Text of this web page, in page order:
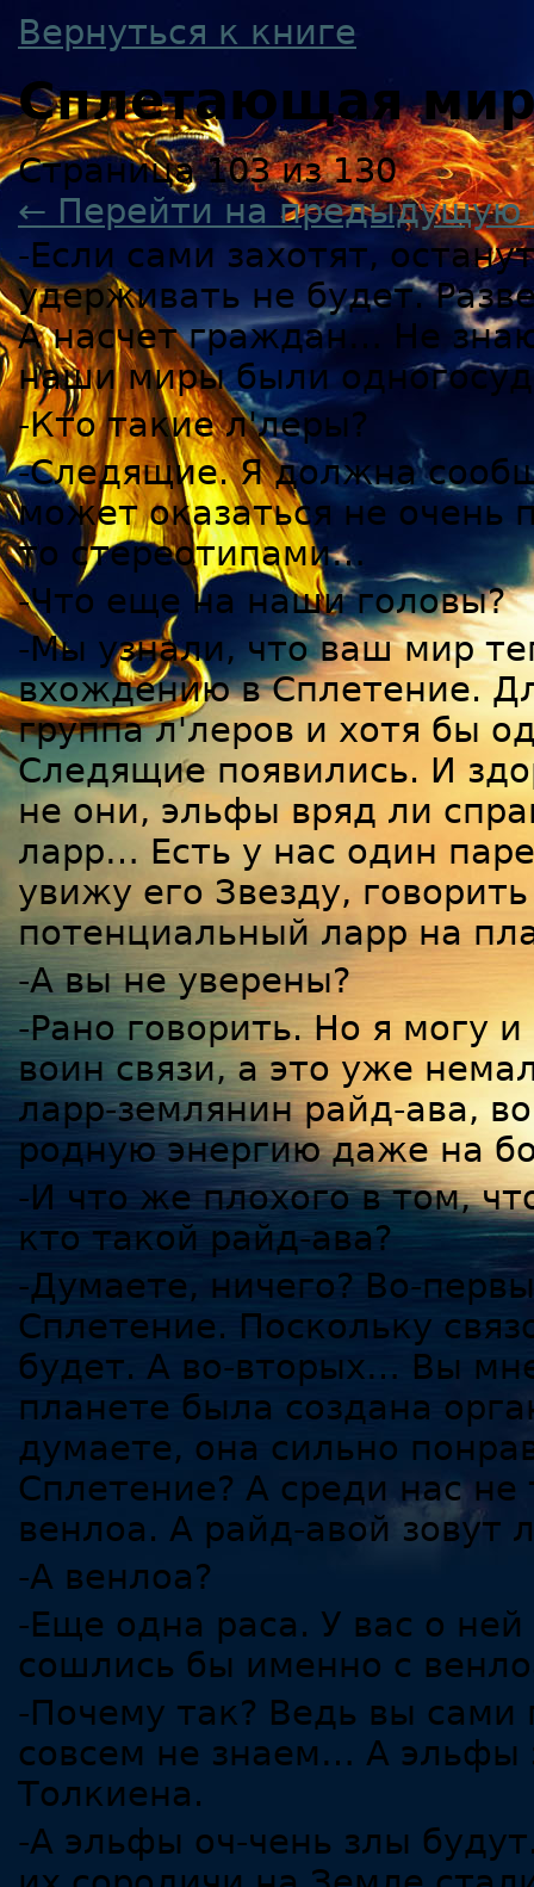
Вернуться к книге
Сплетающая
Страница 103 из 130
← Перейти на предыдущую
-Если сами захотят,
удерживать не будет.
А насчет граждан… Не
наши миры были
-Кто такие л'леры?
-Следящие. Я должна
может оказаться не очень
то стереотипами…
-Что еще на наши головы?
-Мы узнали, что ваш мир
вхождению в Сплетение.
группа л'леров и хотя бы
Следящие появились. И
не они, эльфы вряд ли
ларр… Есть у нас один
увижу его Звезду,
потенциальный ларр на
-А вы не уверены?
-Рано говорить. Но я могу
воин связи, а это уже
ларр-землянин райд-ава,
родную энергию даже на
-И что же плохого в том,
кто такой райд-ава?
-Думаете, ничего? Во-
Сплетение. Поскольку
будет. А во-вторых… Вы
планете была создана
думаете, она сильно
Сплетение? А среди нас
венлоа. А райд-авой зовут
-А венлоа?
-Еще одна раса. У вас о
сошлись бы именно с
-Почему так? Ведь вы сами
совсем не знаем… А эльфы
Толкиена.
-А эльфы оч-чень злы